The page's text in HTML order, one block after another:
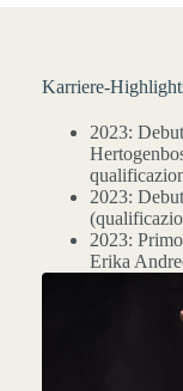
Karriere-
2023:
2023:
2023:
Erika